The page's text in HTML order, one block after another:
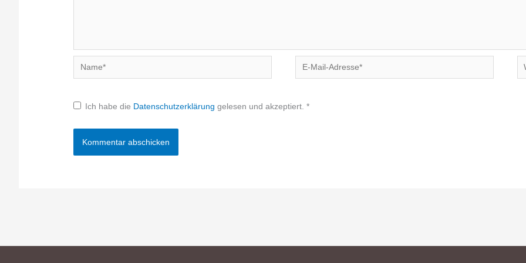
Name*
E-
Mail-
Ich habe die Datenschutzerklärunggelesen und akzeptiert. *